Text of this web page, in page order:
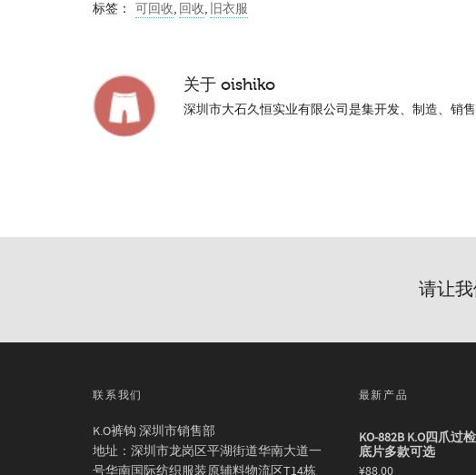
标签： 可回收, 回收, 旧衣服
关于 oishiko
深圳市大石久恒实业有限公司是集开发、制造、销
请让
联系我们
K.O裤钩 深圳市销售部
地址：深圳市龙岗区平湖街道华南大道一
号华南国际纺织服装原辅料物流区T14栋
最新产品
KO-882B K.O四爪过
底片多款可选
¥88.00